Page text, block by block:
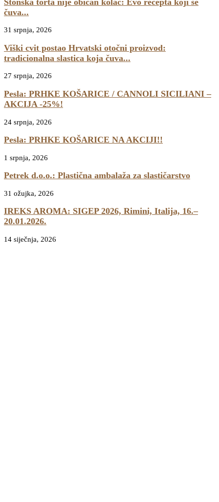
čuva...
31 srpnja, 2026
Viški cvit postao Hrvatski otočni proizvod:
tradicionalna slastica koja čuva...
27 srpnja, 2026
Pesla: PRHKE KOŠARICE / CANNOLI SICILIANI –
AKCIJA -25%!
24 srpnja, 2026
Pesla: PRHKE KOŠARICE NA AKCIJI!!
1 srpnja, 2026
Petrek d.o.o.: Plastična ambalaža za slastičarstvo
31 ožujka, 2026
IREKS AROMA: SIGEP 2026, Rimini, Italija, 16.–
20.01.2026.
14 siječnja, 2026